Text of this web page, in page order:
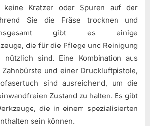
keine Kratzer oder Spuren auf der
Sie die Fräse trocknen und
gibt es einige
die für die Pflege und Reinigung
nützlich sind. Eine Kombination aus
Zahnbürste und einer Druckluftpistole,
sind ausreichend, um die
Zustand zu halten. Es gibt
die in einem spezialisierten
sein können.